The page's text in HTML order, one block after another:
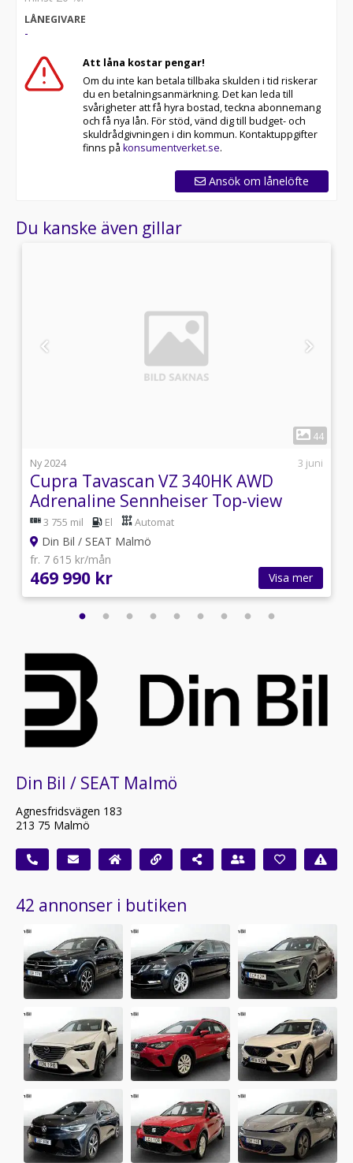
LÅNEGIVARE
-
Att låna kostar pengar!
Om du inte kan betala tillbaka skulden i tid riskerar
du en betalningsanmärkning. Det kan leda till
svårigheter att få hyra bostad, teckna abonnemang
och få nya lån. För stöd, vänd dig till budget- och
skuldrådgivningen i din kommun. Kontaktuppgifter
finns på konsumentverket.se.
Ansök om lånelöfte
Du kanske även gillar
44
Ny 2024
3 juni
Cupra Tavascan VZ 340HK AWD
Adrenaline Sennheiser Top-view
kamera
3 755 mil El Automat
Din Bil / SEAT Malmö
fr. 7 615 kr/mån
469 990 kr Visa mer
Din Bil / SEAT Malmö
Agnesfridsvägen 183
213 75 Malmö
42 annonser i butiken